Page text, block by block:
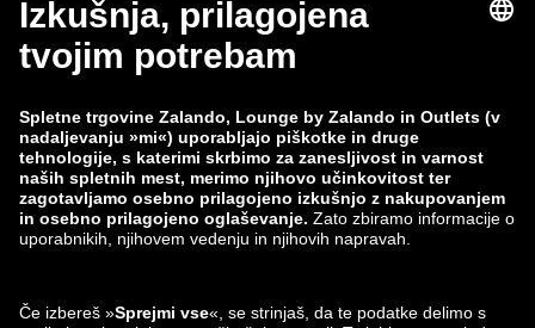
zalando-lounge.co.uk zalando-lounge.pl
zalando-lounge.lt zalando-lounge.sk
zalando-lounge.ro zalando-lounge.hr
zalando-lounge.si zalando-lounge.hu